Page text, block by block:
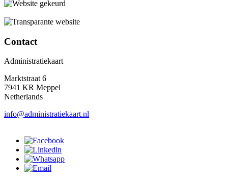
Contact
Administratiekaart
Marktstraat 6
7941 KR Meppel
Netherlands
info@administratiekaart.nl